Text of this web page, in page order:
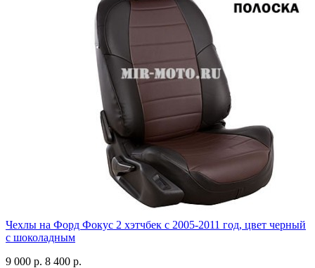
Чехлы на Форд Фокус 2 хэтчбек с 2005-2011 год, цвет черный
с шоколадным
9 000 р. 8 400 р.